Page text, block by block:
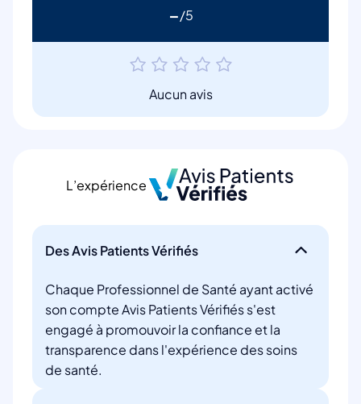
-
Aucun avis
L’expérience
Des Avis Patients Vérifiés
Chaque Professionnel de Santé ayant activé
son compte Avis Patients Vérifiés s'est
engagé à promouvoir la confiance et la
transparence dans l'expérience des soins
de santé.